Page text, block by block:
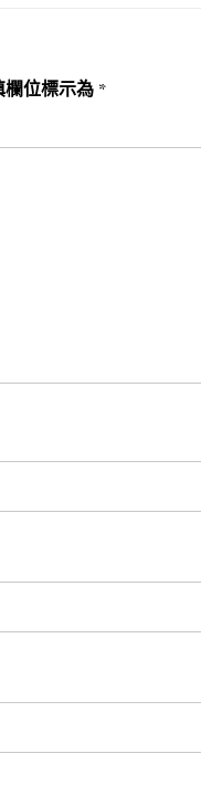
欄位標示為 *